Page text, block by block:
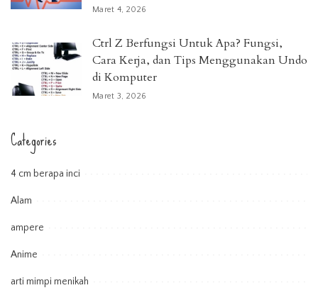
Maret 4, 2026
Ctrl Z Berfungsi Untuk Apa? Fungsi,
Cara Kerja, dan Tips Menggunakan Undo
di Komputer
Maret 3, 2026
Categories
4 cm berapa inci
Alam
ampere
Anime
arti mimpi menikah